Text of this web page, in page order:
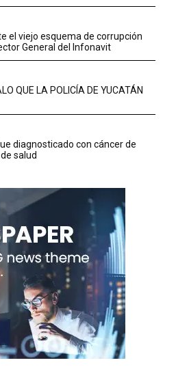
el viejo esquema de corrupción
General del Infonavit
QUE LA POLICÍA DE YUCATÁN
diagnosticado con cáncer de
salud